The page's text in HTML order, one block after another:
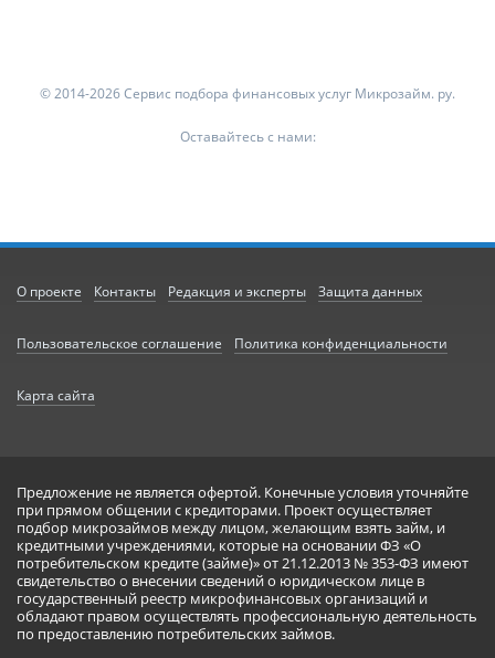
© 2014-2026 Сервис подбора финансовых услуг Микрозайм. ру.
Оставайтесь с нами:
О проекте Контакты Редакция и эксперты Защита данных
Пользовательское соглашение Политика конфиденциальности
Карта сайта
Предложение не является офертой. Конечные условия уточняйте
при прямом общении с кредиторами. Проект осуществляет
подбор микрозаймов между лицом, желающим взять займ, и
кредитными учреждениями, которые на основании ФЗ «О
потребительском кредите (займе)» от 21.12.2013 № 353-ФЗ имеют
свидетельство о внесении сведений о юридическом лице в
государственный реестр микрофинансовых организаций и
обладают правом осуществлять профессиональную деятельность
по предоставлению потребительских займов.